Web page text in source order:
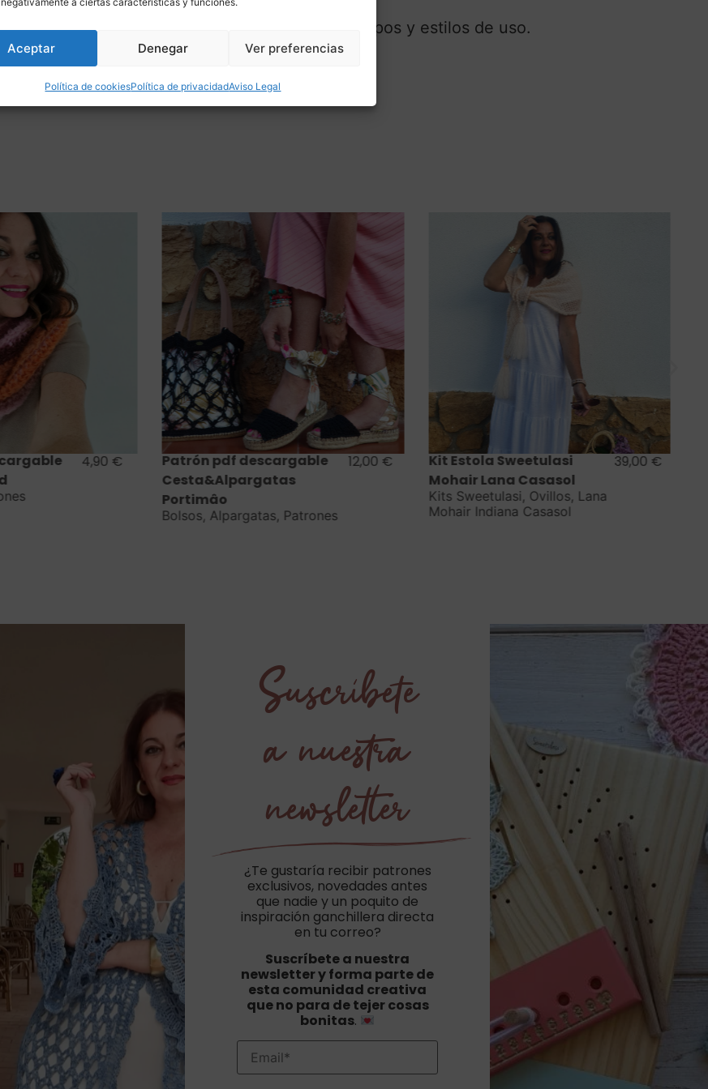
Aceptar Denegar Ver preferencias
Política de cookiesPolítica de privacidadAviso Legal
elástico, la prenda se adapta a diferentes cuerpos y estilos de uso.
y en tallas más grandes más ajustada.
12,00
Saber más
Kit Estola Sweetulasi
Mohair Lana Casasol
Kits Sweetulasi
Mohair Indiana Casasol
39,00
Saber más
Patrón a. Vintage Sweater
& Milano Tee / Colección
Vintage
Patrones
18,00
Suscríbete
a nuestra
newsletter
¿Te gustaría recibir patrones
exclusivos, novedades antes
que nadie y un poquito de
inspiración ganchillera directa
en tu correo?
Suscríbete a nuestra
newsletter y forma parte de
esta comunidad creativa
que no para de tejer cosas
bonitas.